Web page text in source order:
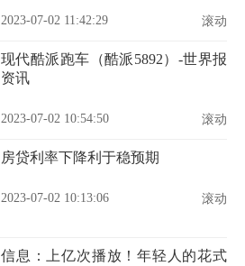
2023-07-02 11:42:29 滚动
现代酷派跑车（酷派5892）-世界报
资讯
2023-07-02 10:54:50 滚动
房贷利率下降利于稳预期
2023-07-02 10:13:06 滚动
信息：上亿次播放！年轻人的花式